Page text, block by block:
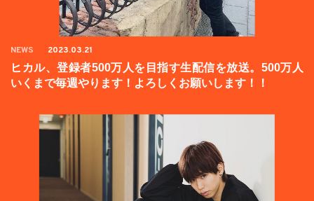
NEWS 2023.03.21
ヒカル、登録者500万人を目指す生配信を放送。500万人
いくまで毎週やります！よろしくお願いします！！